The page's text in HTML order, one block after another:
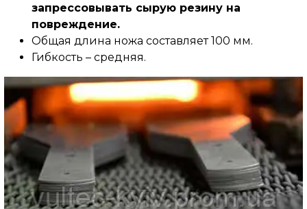
запрессовывать сырую резину на
повреждение.
Общая длина ножа составляет 100 мм.
Гибкость – средняя.